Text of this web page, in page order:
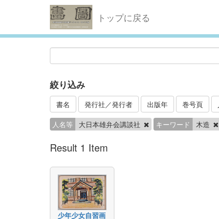
トップに戻る
絞り込み
書名 発行社／発行者 出版年 巻号頁
人名等 大日本雄弁会講談社 キーワード 木造
Result 1 Item
少年少女自習画